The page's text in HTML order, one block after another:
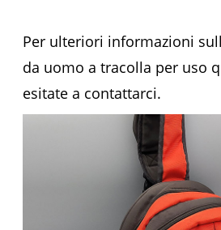
Per ulteriori informazioni
da uomo a tracolla per uso
esitate a contattarci.